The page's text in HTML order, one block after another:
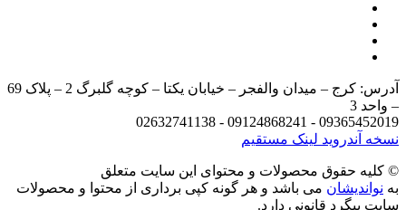
آدرس: کرج – میدان والفجر – خیابان یکتا – کوچه گلبرگ 2 – پلاک 69
3
09365452019 - 09124868241 -
آندرویدلینک مستقیم
حقوق محصولات و محتوای اين سایت متعلق
می باشد و هر گونه کپی برداری از محتوا و محصولات
پیگرد قانونی دارد.